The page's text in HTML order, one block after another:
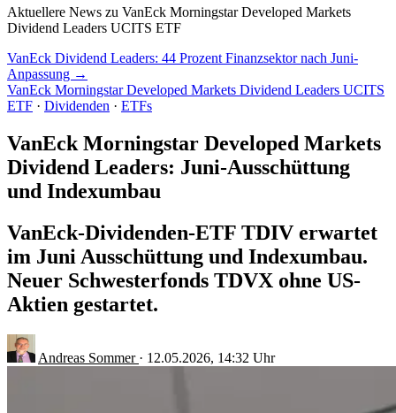
Aktuellere News zu VanEck Morningstar Developed Markets
Dividend Leaders UCITS ETF
VanEck Dividend Leaders: 44 Prozent Finanzsektor nach Juni-
Anpassung →
VanEck Morningstar Developed Markets Dividend Leaders UCITS
ETF · Dividenden · ETFs
VanEck Morningstar Developed Markets
Dividend Leaders: Juni-Ausschüttung
und Indexumbau
VanEck-Dividenden-ETF TDIV erwartet
im Juni Ausschüttung und Indexumbau.
Neuer Schwesterfonds TDVX ohne US-
Aktien gestartet.
Andreas Sommer · 12.05.2026, 14:32 Uhr